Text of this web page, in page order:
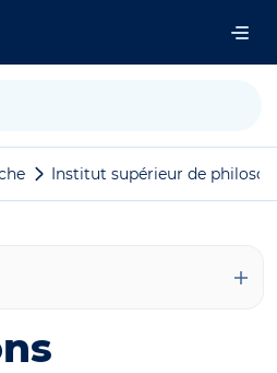
Institut supérieur de